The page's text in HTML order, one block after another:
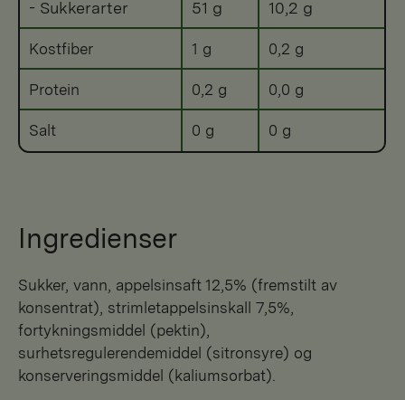
- Sukkerarter
51 g 10,2 g
Kostfiber 1 g 0,2 g
Protein 0,2 g 0,0 g
Salt 0 g 0 g
Ingredienser
sukker, vann, appelsinsaft 12,5% (fremstilt av
konsentrat), strimletappelsinskall 7,5%,
fortykningsmiddel (pektin),
surhetsregulerendemiddel (sitronsyre) og
konserveringsmiddel (kaliumsorbat).